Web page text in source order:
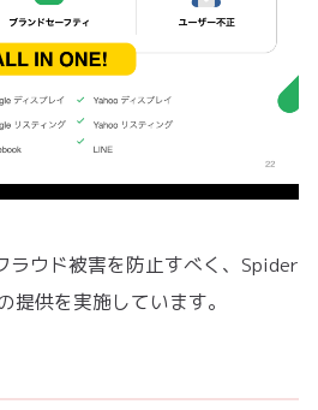
ラウド被害を防止すべく、Spider
提供を実施しています。